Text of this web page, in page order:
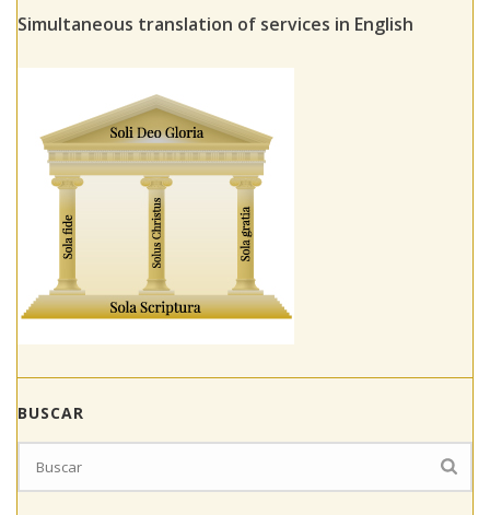
Simultaneous translation of services in English
BUSCAR